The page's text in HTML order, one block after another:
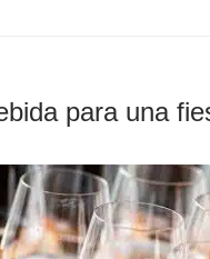
para una